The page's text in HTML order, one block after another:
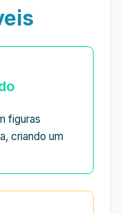
figuras
criando um